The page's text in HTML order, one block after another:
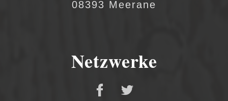
08393 Meerane
Netzwerke